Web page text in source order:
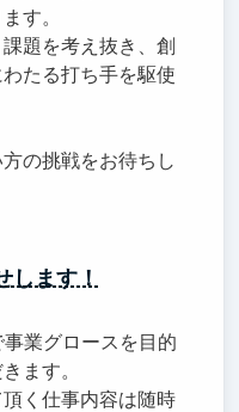
す。
題を考え抜き、創
たる打ち手を駆使
の挑戦をお待ちし
します！
業グロースを目的
ます。
く仕事内容は随時